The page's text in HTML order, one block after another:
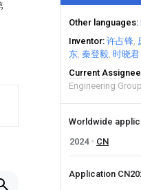
Other languages
Inventor 许占锋
东 秦登毅 时晓君
Current Assignee
Engineering
Worldwide
2024
CN
Application